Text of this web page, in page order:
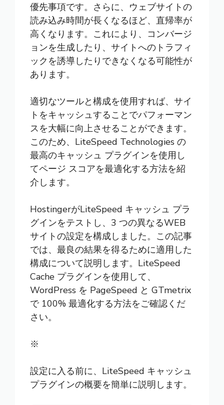
優先事項です。さらに、ウェブサイトの
読み込み時間が長くなるほど、直帰率が
高くなります。これにより、コンバージ
ョンを生成したり、サイトへのトラフィ
ックを誘導したりできなくなる可能性が
あります。
適切なツールと構成を使用すれば、サイ
トをキャッシュすることでパフォーマン
スを大幅に向上させることができます。
このため、LiteSpeed Technologies の
最高のキャッシュ プラグインを使用し
てページ スコアを最適化する方法を紹
介します。
HostingerがLiteSpeed キャッシュ プラ
グインをテストし、3 つの異なるWEB
サイトの設定を構成しました。この記事
では、最良の結果を得るために適用した
構成について説明します。LiteSpeed
Cache プラグインを使用して、
WordPress を PageSpeed と GTmetrix
で 100% 最適化する方法をご確認くだ
さい。
※
設定に入る前に、LiteSpeed キャッシュ
プラグインの概要を簡単に説明します。